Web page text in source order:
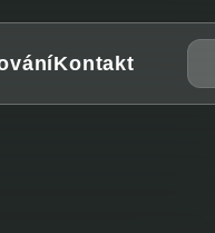
Kontakt